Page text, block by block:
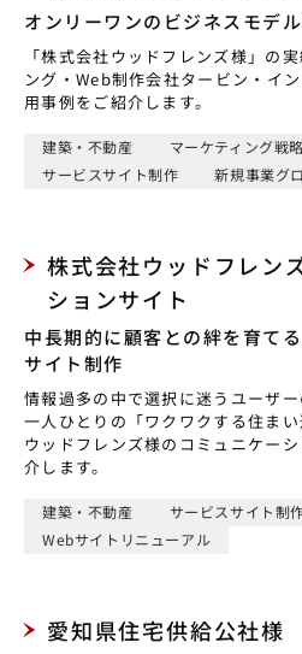
オンリーワンのビジネスモデ
「株式会社ウッドフレンズ様」の
ング・Web制作会社タービン・イ
用事例をご紹介します。
建築・不動産
マーケティング戦
サービスサイト制作
新規事業グ
株式会社ウッドフレン
ションサイト
中長期的に顧客との絆を育て
サイト制作
情報過多の中で選択に迷うユーザ
一人ひとりの「ワクワクする住ま
ウッドフレンズ様のコミュニケー
介します。
建築・不動産
サービスサイト制
Webサイトリニューアル
愛知県住宅供給公社様